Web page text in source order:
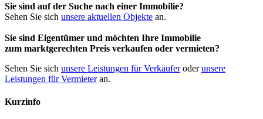
Sie sind auf der Suche nach einer Immobilie?
Sehen Sie sich unsere aktuellen Objekte an.
Sie sind Eigentümer und möchten Ihre Immobilie
zum marktgerechten Preis verkaufen oder vermieten?
Sehen Sie sich unsere Leistungen für Verkäuferoderunsere
Leistungen für Vermieteran.
Kurzinfo